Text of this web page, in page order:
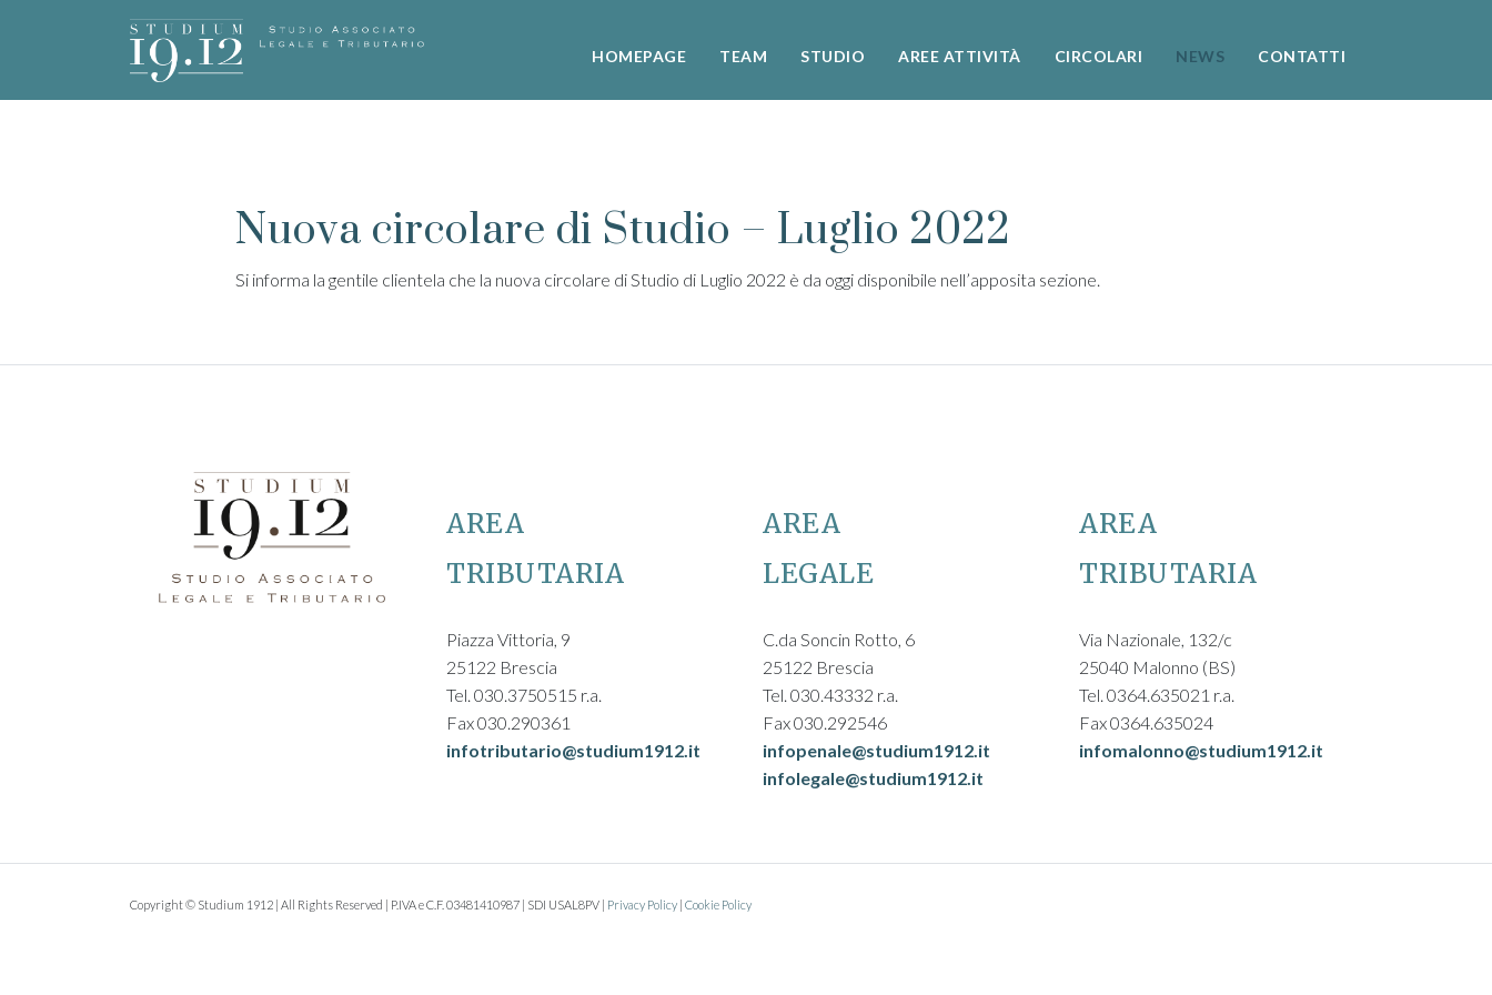
HOMEPAGE TEAM STUDIO AREE ATTIVITÀ CIRCOLARI NEWS CONTATTI
Nuova circolare di Studio – Luglio 2022
Si informa la gentile clientela che la nuova circolare di Studio di Luglio 2022 è da oggi disponibile nell’apposita sezione.
AREA
TRIBUTARIA
Piazza Vittoria, 9
25122 Brescia
Tel. 030.3750515 r.a.
Fax 030.290361
infotributario@studium1912.it
AREA
LEGALE
C.da Soncin Rotto, 6
25122 Brescia
Tel. 030.43332 r.a.
Fax 030.292546
infopenale@studium1912.it
infolegale@studium1912.it
AREA
TRIBUTARIA
Via Nazionale, 132/c
25040 Malonno (BS)
Tel. 0364.635021 r.a.
Fax 0364.635024
infomalonno@studium1912.it
Copyright © Studium 1912 | All Rights Reserved | P.IVA e C.F. 03481410987 | SDI USAL8PV | Privacy Policy | Cookie Policy